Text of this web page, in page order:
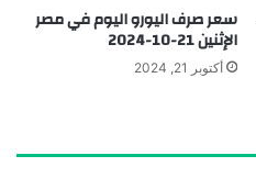
سعر صرف اليورو اليوم في مصر
الإثنين 21-10-2024
أكتوبر 21, 2024